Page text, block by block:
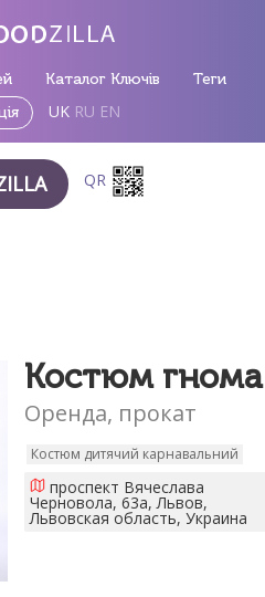
Каталог Ключів
Теги
UK RU EN
QR
Костюм гнома
Оренда, прокат
Костюм дитячий карнавальний
проспект Вячеслава
Черновола, 63а, Львов,
Львовская область, Украина